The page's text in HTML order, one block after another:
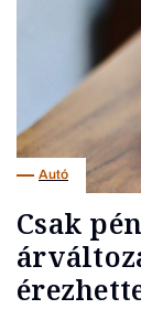
Autó
Csak